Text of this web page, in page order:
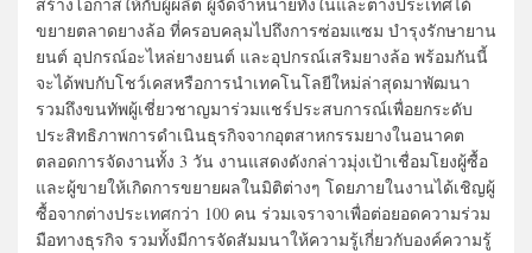
สร้างโอกาสให้กับผู้ผลิต ผู้จัดจำหน่ายทั้งในและต่างประเทศได้
ขยายตลาดยางล้อ ที่ครอบคลุมไปถึงการซ่อมแซม บำรุงรักษายาน
ยนต์ อุปกรณ์อะไหล่ยางยนต์ และอุปกรณ์เสริมยางล้อ พร้อมกันนี้
จะได้พบกับโชว์เคสหรือการนำเทคโนโลยีใหม่ล่าสุดมาพัฒนา
รวมถึงขนทัพผู้เชี่ยวชาญมาร่วมแชร์ประสบการณ์เพื่อยกระดับ
ประสิทธิภาพการดำเนินธุรกิจจากอุตสาหกรรมยางในอนาคต
ตลอดการจัดงานทั้ง 3 วัน งานแสดงดังกล่าวมุ่งเป้าเชื่อมโยงผู้ซื้อ
และผู้ขายให้เกิดการขยายผลในมิติต่างๆ โดยภายในงานได้เชิญผู้
ซื้อจากต่างประเทศกว่า 100 คน ร่วมเจราจาเพื่อต่อยอดความร่วม
มือทางธุรกิจ รวมทั้งมีการจัดสัมมนาให้ความรู้เกี่ยวกับองค์ความรู้